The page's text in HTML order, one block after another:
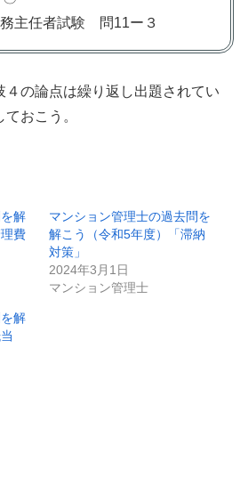
主任者試験 問11ー３
４の論点は繰り返し出題されてい
おこう。
解
費
マンション管理士の過去問を
解こう（令和5年度）「滞納
対策」
2024年3月1日
マンション管理士
解